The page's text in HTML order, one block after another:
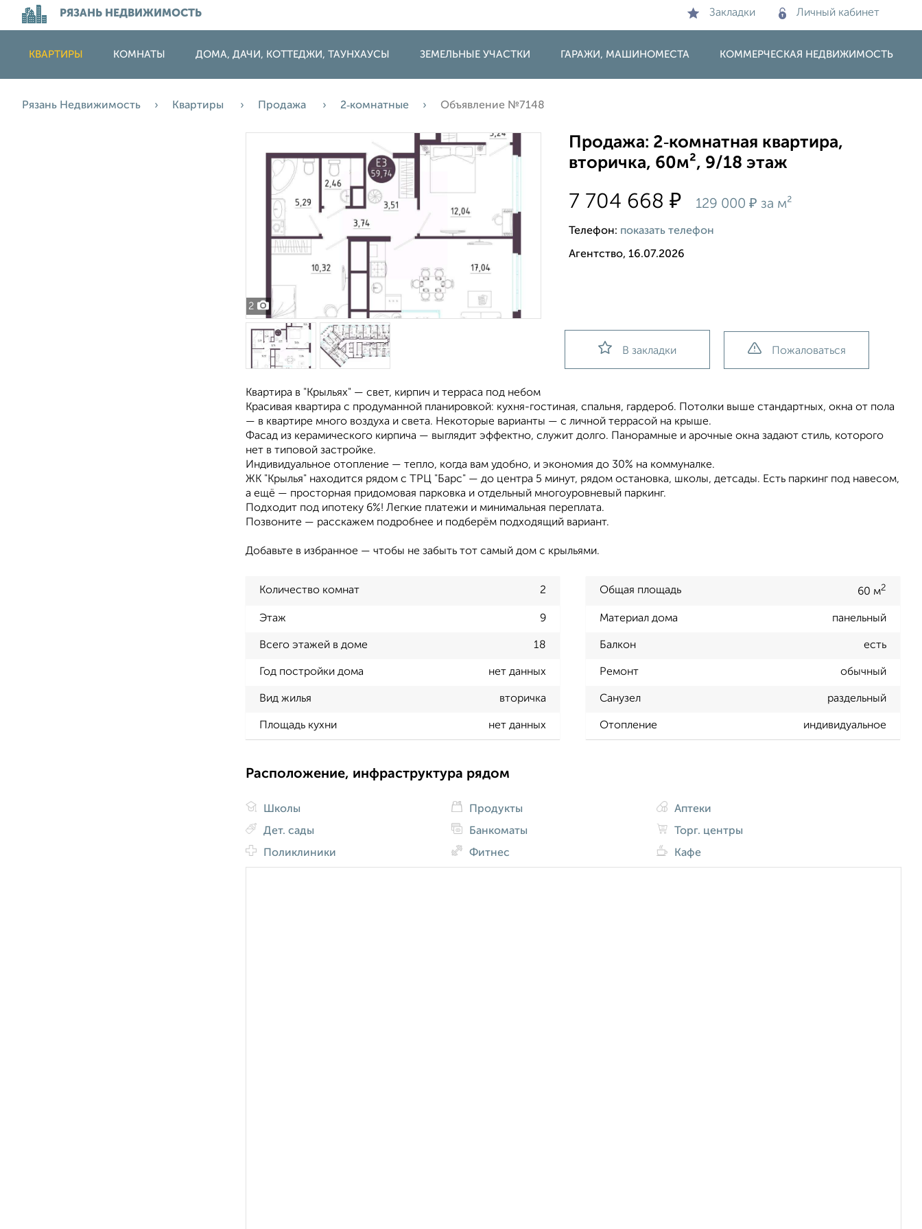
РЯЗАНЬ НЕДВИЖИМОСТЬ Закладки Личный кабинет
КВАРТИРЫ КОМНАТЫ ДОМА, ДАЧИ, КОТТЕДЖИ, ТАУНХАУСЫ ЗЕМЕЛЬНЫЕ УЧАСТКИ ГАРАЖИ, МАШИНОМЕСТА КОММЕРЧЕСКАЯ НЕДВИЖИМОСТЬ
Рязань Недвижимость Квартиры Продажа 2‑комнатные Объявление №7148
2
Продажа: 2‑комнатная квартира,
вторичка, 60м², 9/18 этаж
7 704 668₽ 129 000₽ за м²
Телефон: показать телефон
Агентство, 16.07.2026
В закладки Пожаловаться
Квартира в "Крыльях" — свет, кирпич и терраса под небом
Красивая квартира с продуманной планировкой: кухня-гостиная, спальня, гардероб. Потолки выше стандартных, окна от пола
— в квартире много воздуха и света. Некоторые варианты — с личной террасой на крыше.
Фасад из керамического кирпича — выглядит эффектно, служит долго. Панорамные и арочные окна задают стиль, которого
нет в типовой застройке.
Индивидуальное отопление — тепло, когда вам удобно, и экономия до 30% на коммуналке.
ЖК "Крылья" находится рядом с ТРЦ "Барс" — до центра 5 минут, рядом остановка, школы, детсады. Есть паркинг под навесом,
а ещё — просторная придомовая парковка и отдельный многоуровневый паркинг.
Подходит под ипотеку 6%! Легкие платежи и минимальная переплата.
Позвоните — расскажем подробнее и подберём подходящий вариант.
Добавьте в избранное — чтобы не забыть тот самый дом с крыльями.
Количество комнат 2 Общая площадь 60 м2
Этаж 9 Материал дома панельный
Всего этажей в доме 18 Балкон есть
Год постройки дома нет данных Ремонт обычный
Вид жилья вторичка Санузел раздельный
Площадь кухни нет данных Отопление индивидуальное
Расположение, инфраструктура рядом
Школы
Дет. сады
Поликлиники
Продукты
Банкоматы
Фитнес
Аптеки
Торг. центры
Кафе